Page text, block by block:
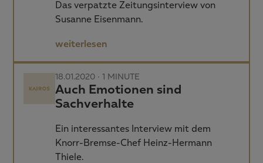
Das verpatzte Zeitungsinterview von
Susanne Eisenmann.
weiterlesen
18.01.2020 · 1 MINUTE
Auch Emotionen sind
Sachverhalte
Ein interessantes Interview mit dem
Knorr-Bremse-Chef Heinz-Hermann
Thiele.